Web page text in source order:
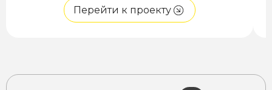
Перейти к проекту